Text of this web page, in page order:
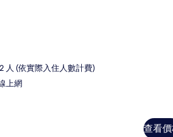
人 (依實際入住人數計費)
上網
查看